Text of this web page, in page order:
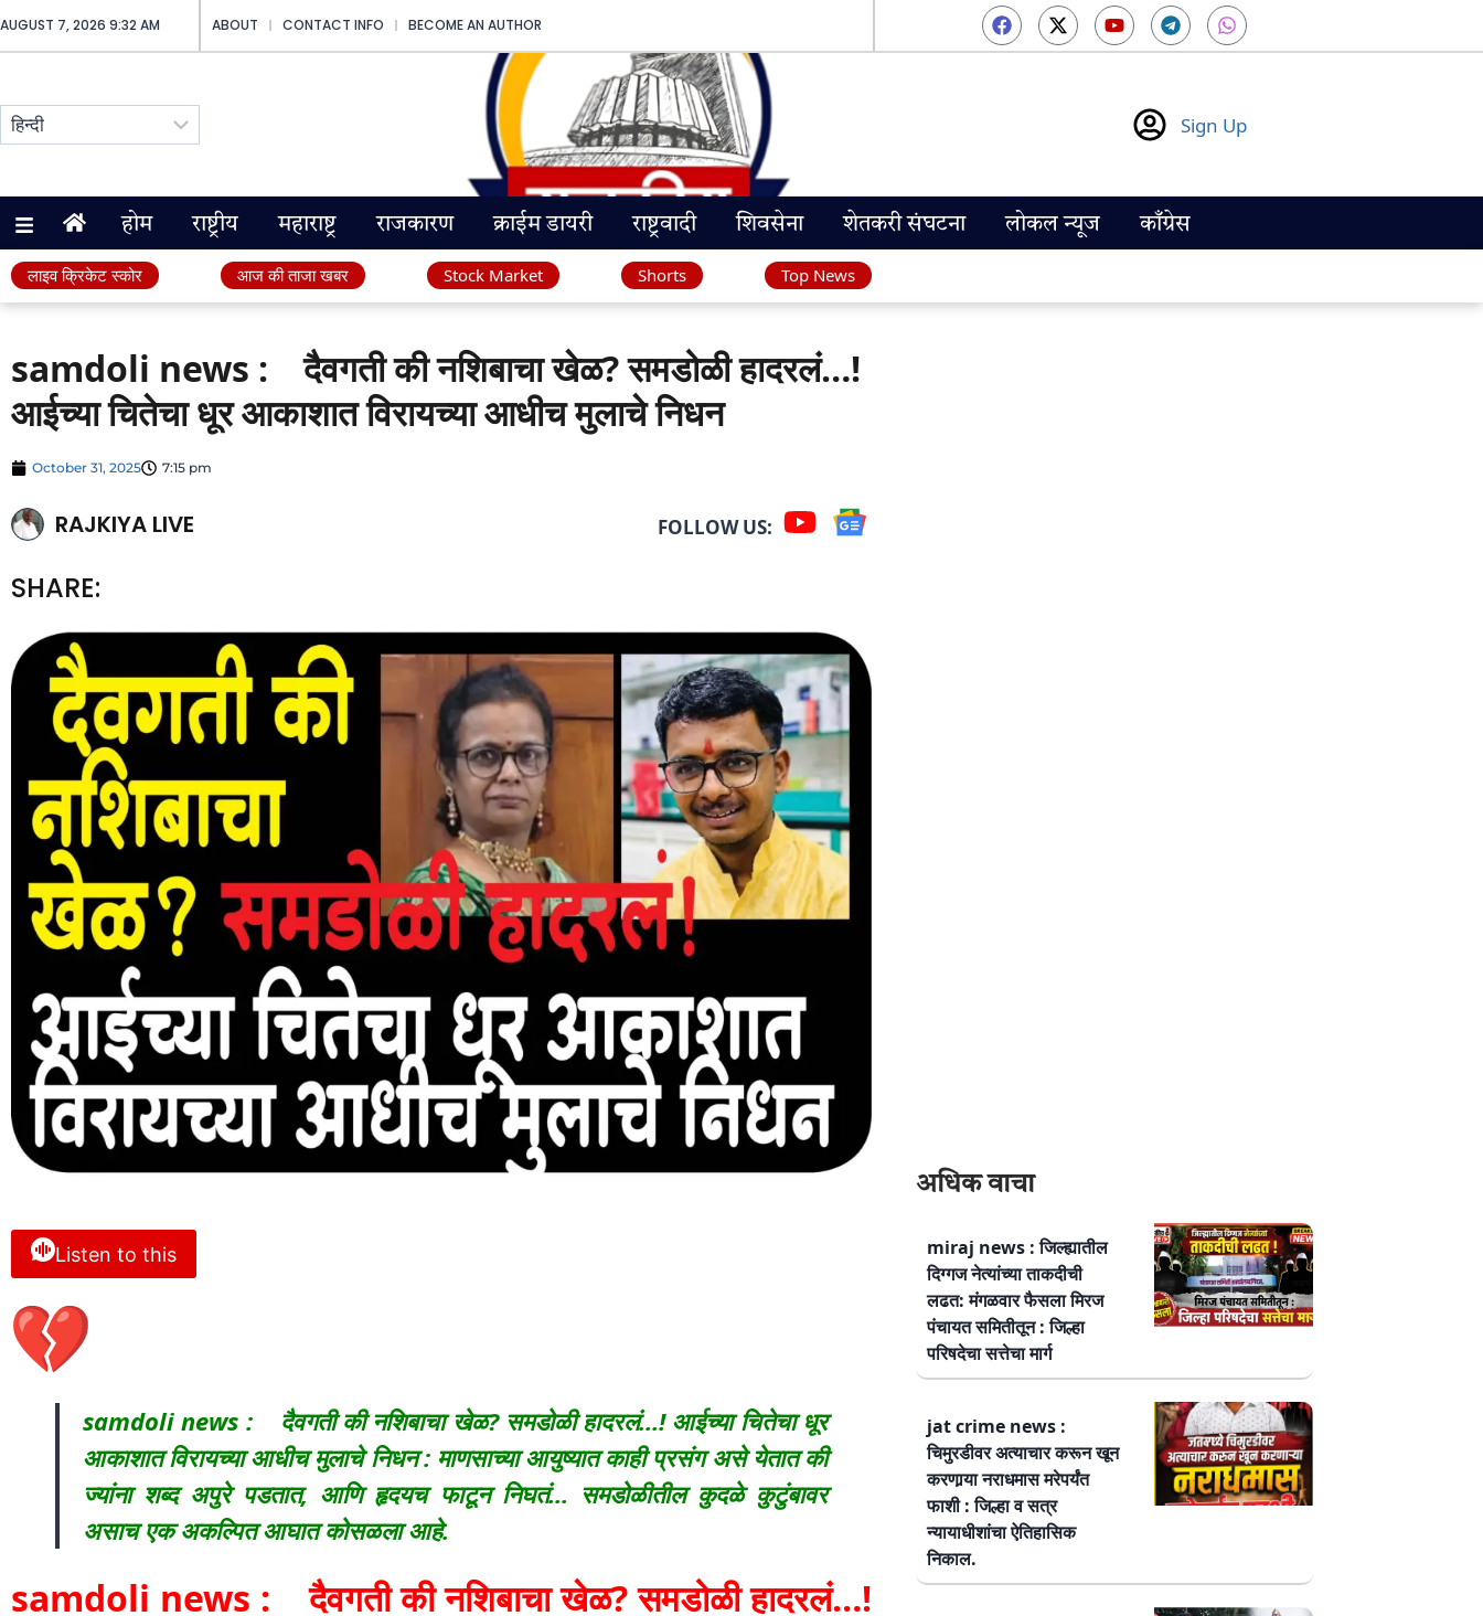
AUGUST 7, 2026 9:32 AM ABOUT CONTACT INFO BECOME AN AUTHOR
Sign Up
होम राष्ट्रीय महाराष्ट्र राजकारण क्राईम डायरी राष्ट्रवादी शिवसेना शेतकरी संघटना लोकल न्यूज काँग्रेस
लाइव क्रिकेट स्कोर आज की ताजा खबर Stock Market Shorts Top News
samdoli news : दैवगती की नशिबाचा खेळ? समडोळी हादरलं…!
आईच्या चितेचा धूर आकाशात विरायच्या आधीच मुलाचे निधन
October 31, 2025 7:15 pm
RAJKIYA LIVE FOLLOW US:
SHARE:
Listen to this
samdoli news : दैवगती की नशिबाचा खेळ? समडोळी हादरलं…! आईच्या चितेचा धूर
आकाशात विरायच्या आधीच मुलाचे निधन : माणसाच्या आयुष्यात काही प्रसंग असे येतात की
ज्यांना शब्द अपुरे पडतात, आणि हृदयच फाटून निघतं… समडोळीतील कुदळे कुटुंबावर
असाच एक अकल्पित आघात कोसळला आहे.
samdoli news : दैवगती की नशिबाचा खेळ? समडोळी हादरलं…!
अधिक वाचा
miraj news : जिल्ह्यातील
दिग्गज नेत्यांच्या ताकदीची
लढत: मंगळवार फैसला मिरज
पंचायत समितीतून : जिल्हा
परिषदेचा सत्तेचा मार्ग
jat crime news :
चिमुरडीवर अत्याचार करून खून
करणार्‍या नराधमास मरेपर्यंत
फाशी : जिल्हा व सत्र
न्यायाधीशांचा ऐतिहासिक
निकाल.